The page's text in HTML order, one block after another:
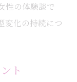
性の体験談で
変化の持続につ
ト